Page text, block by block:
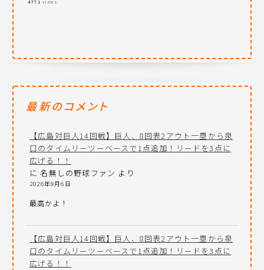
4771 views
最新のコメント
【広島対巨人14回戦】巨人、8回表2アウト一塁から泉
口のタイムリーツーベースで1点追加！リードを3点に
広げる！！
に名無しの野球ファン より
2026年8月6日
最高かよ！
【広島対巨人14回戦】巨人、8回表2アウト一塁から泉
口のタイムリーツーベースで1点追加！リードを3点に
広げる！！